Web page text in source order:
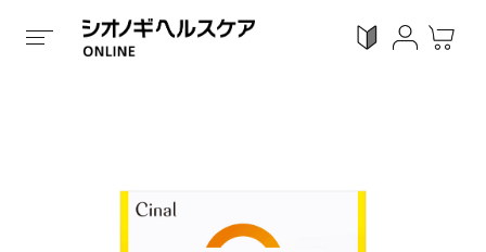
ホーム / 全ての商品 / くすり 第3類医薬品 錠剤タイプ